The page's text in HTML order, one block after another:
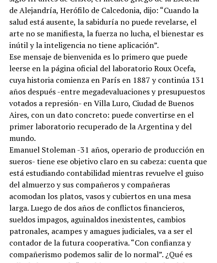
de Alejandría, Herófilo de Calcedonia, dijo: “Cuando la
salud está ausente, la sabiduría no puede revelarse, el
arte no se manifiesta, la fuerza no lucha, el bienestar es
inútil y la inteligencia no tiene aplicación”.
Ese mensaje de bienvenida es lo primero que puede
leerse en la página oficial del laboratorio Roux Ocefa,
cuya historia comienza en París en 1887 y continúa 131
años después -entre megadevaluaciones y presupuestos
votados a represión- en Villa Luro, Ciudad de Buenos
Aires, con un dato concreto: puede convertirse en el
primer laboratorio recuperado de la Argentina y del
mundo.
Emanuel Stoleman -31 años, operario de producción en
sueros- tiene ese objetivo claro en su cabeza: cuenta que
está estudiando contabilidad mientras revuelve el guiso
del almuerzo y sus compañeros y compañeras
acomodan los platos, vasos y cubiertos en una mesa
larga. Luego de dos años de conflictos financieros,
sueldos impagos, aguinaldos inexistentes, cambios
patronales, acampes y amagues judiciales, va a ser el
contador de la futura cooperativa. “Con confianza y
compañerismo podemos salir de lo normal”. ¿Qué es